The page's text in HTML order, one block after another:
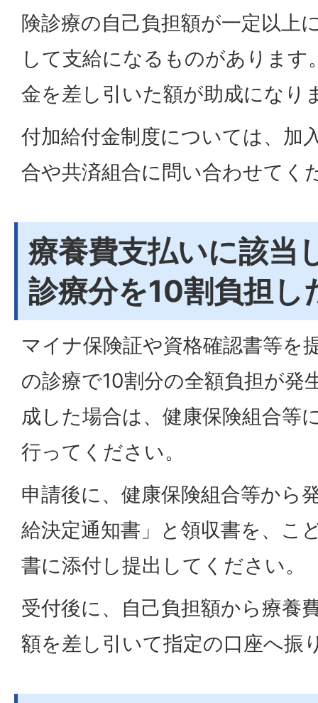
険診療の自己負担額が一定以上
して支給になるものがあります
金を差し引いた額が助成になり
付加給付金制度については、加
合や共済組合に問い合わせてく
療養費支払いに該当
診療分を10割負担し
マイナ保険証や資格確認書等を
の診療で10割分の全額負担が発
成した場合は、健康保険組合等
行ってください。
申請後に、健康保険組合等から
給決定通知書」と領収書を、こ
書に添付し提出してください。
受付後に、自己負担額から療養
額を差し引いて指定の口座へ振